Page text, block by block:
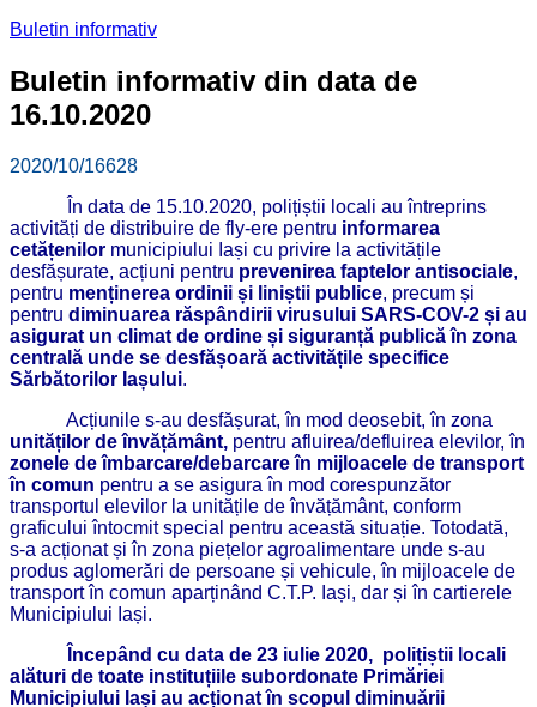
Buletin informativ
Buletin informativ din data de
16.10.2020
2020/10/16628
În data de 15.10.2020, polițiștii locali au întreprins
activități de distribuire de fly-ere pentru informarea
cetățenilor municipiului Iași cu privire la activitățile
desfășurate, acțiuni pentru prevenirea faptelor antisociale,
pentru menținerea ordinii și liniștii publice, precum și
pentru diminuarea răspândirii virusului SARS-COV-2 și au
asigurat un climat de ordine și siguranță publică în zona
centrală unde se desfășoară activitățile specifice
Sărbătorilor Iașului.
Acțiunile s-au desfășurat, în mod deosebit, în zona
unităților de învățământ, pentru afluirea/defluirea elevilor, în
zonele de îmbarcare/debarcare în mijloacele de transport
în comun pentru a se asigura în mod corespunzător
transportul elevilor la unitățile de învățământ, conform
graficului întocmit special pentru această situație. Totodată,
s-a acționat și în zona piețelor agroalimentare unde s-au
produs aglomerări de persoane și vehicule, în mijloacele de
transport în comun aparținând C.T.P. Iași, dar și în cartierele
Municipiului Iași.
Începând cu data de 23 iulie 2020, polițiștii locali
alături de toate instituțiile subordonate Primăriei
Municipiului Iași au acționat în scopul diminuării